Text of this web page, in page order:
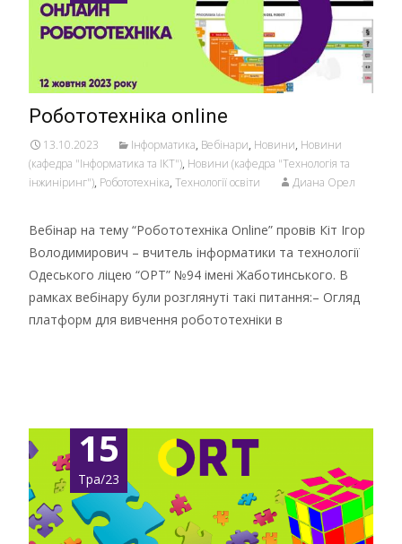
Робототехніка online
13.10.2023 Інформатика, Вебінари, Новини, Новини
(кафедра "Інформатика та ІКТ"), Новини (кафедра "Технологія та
інжиніринг"), Робототехніка, Технології освіти Диана Орел
Вебінар на тему “Робототехніка Online” провів Кіт Ігор
Володимирович – вчитель інформатики та технології
Одеського ліцею “ОРТ” №94 імені Жаботинського. В
рамках вебінару були розглянуті такі питання:– Огляд
платформ для вивчення робототехніки в
15
Тра/23